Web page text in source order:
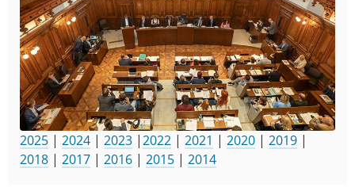
2025 | 2024 | 2023 |2022 | 2021 | 2020 | 2019 |
2018 | 2017 | 2016 | 2015 | 2014